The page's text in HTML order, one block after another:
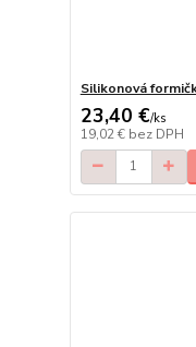
Silikonová
23,40 €/ks
19,02 € bez DPH